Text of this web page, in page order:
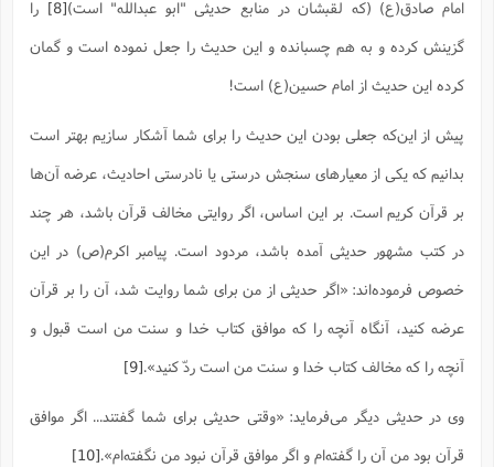
امام صادق(ع) (که لقبشان در منابع حدیثی "ابو عبدالله" است)[8]
را
گزینش کرده و به هم چسبانده و این حدیث را جعل نموده است و گمان
کرده این حدیث از امام حسین(ع) است!
پیش از این‌که جعلی بودن این حدیث را برای شما آشکار سازیم بهتر است
بدانیم که یکی از معیارهای سنجش درستی یا نادرستی احادیث، عرضه آن‌ها
بر قرآن کریم است. بر این اساس، اگر روایتی مخالف قرآن باشد، هر چند
در کتب مشهور حدیثی آمده باشد، مردود است. پیامبر اکرم(ص) در این
خصوص فرموده‌اند: «اگر حدیثى از من براى شما روایت شد، آن را بر قرآن
عرضه کنید، آنگاه آنچه را که موافق کتاب خدا و سنت من است قبول و
آنچه را که مخالف کتاب خدا و سنت من است ردّ کنید».‌[9]
وی در حدیثی دیگر می‌فرماید: «وقتی حدیثی برای شما گفتند... اگر موافق
قرآن بود من آن را گفته‌ام و اگر موافق قرآن نبود من نگفته‌ام‌».[10]